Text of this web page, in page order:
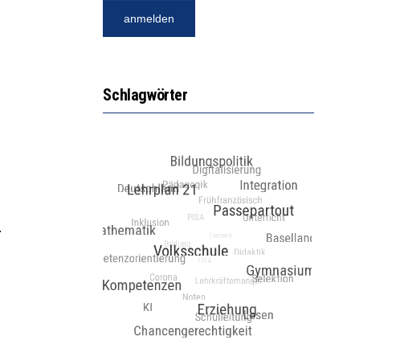
Schlagwörter